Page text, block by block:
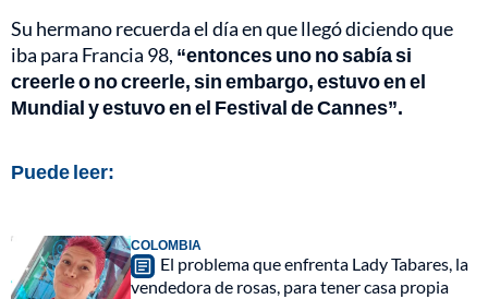
Su hermano recuerda el día en que llegó diciendo que
iba para Francia 98, “entonces uno no sabía si
creerle o no creerle, sin embargo, estuvo en el
Mundial y estuvo en el Festival de Cannes”.
Puede leer:
COLOMBIA
El problema que enfrenta Lady Tabares, la
vendedora de rosas, para tener casa propia